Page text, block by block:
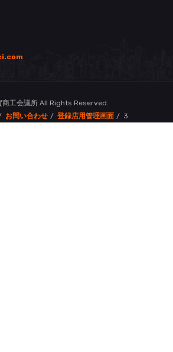
商工会議所 All Rights Reserved.
お問い合わせ 登録店用管理画面 3